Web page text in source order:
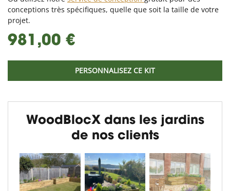
conceptions très spécifiques, quelle que soit la taille de votre
projet.
981,00 €
PERSONNALISEZ CE KIT
WoodBlocX dans les jardins
de nos clients